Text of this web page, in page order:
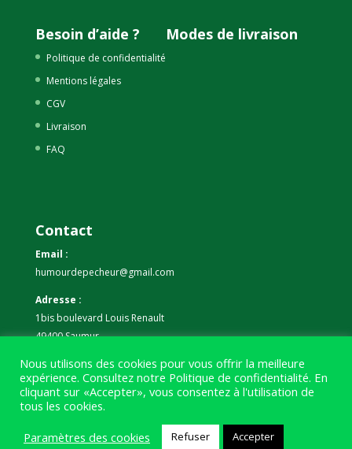
Besoin d’aide ?
Politique de confidentialité
Mentions légales
CGV
Livraison
FAQ
Modes de livraison
Contact
Email :
humourdepecheur@gmail.com
Adresse :
1bis boulevard Louis Renault
49400 Saumur
Téléphone :
07 59 61 06 63
Nous utilisons des cookies pour vous offrir la meilleure
expérience. Consultez notre Politique de confidentialité. En
cliquant sur «Accepter», vous consentez à l'utilisation de
tous les cookies.
Paramètres des cookies
Refuser Accepter